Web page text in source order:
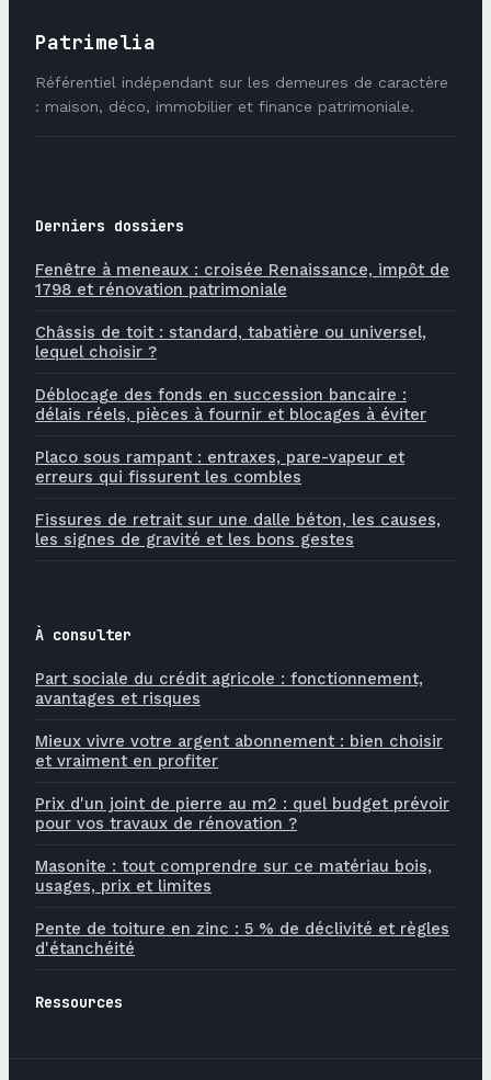
Patrimelia
Référentiel indépendant sur les demeures de caractère
: maison, déco, immobilier et finance patrimoniale.
Derniers dossiers
Fenêtre à meneaux : croisée Renaissance, impôt de
1798 et rénovation patrimoniale
Châssis de toit : standard, tabatière ou universel,
lequel choisir ?
Déblocage des fonds en succession bancaire :
délais réels, pièces à fournir et blocages à éviter
Placo sous rampant : entraxes, pare-vapeur et
erreurs qui fissurent les combles
Fissures de retrait sur une dalle béton, les causes,
les signes de gravité et les bons gestes
À consulter
Part sociale du crédit agricole : fonctionnement,
avantages et risques
Mieux vivre votre argent abonnement : bien choisir
et vraiment en profiter
Prix d'un joint de pierre au m2 : quel budget prévoir
pour vos travaux de rénovation ?
Masonite : tout comprendre sur ce matériau bois,
usages, prix et limites
Pente de toiture en zinc : 5 % de déclivité et règles
d'étanchéité
Ressources